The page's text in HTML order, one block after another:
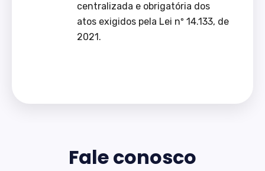
centralizada e obrigatória dos
atos exigidos pela Lei nº 14.133, de
2021.
Fale conosco